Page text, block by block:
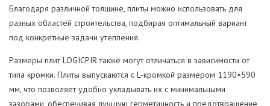
Благодаря различной толщине, плиты можно использовать для
разных областей строительства, подбирая оптимальный вариант
под конкретные задачи утепления.
Размеры плит LOGICPIR также могут отличаться в зависимости от
типа кромки. Плиты выпускаются с L-кромкой размером 1190×590
мм, что позволяет удобно укладывать их с минимальными
зазорами, обеспечивая лучшую герметичность и предотвращение